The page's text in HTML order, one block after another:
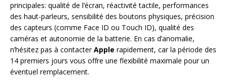
principales: qualité de l’écran, réactivité tactile, performances
des haut-parleurs, sensibilité des boutons physiques, précision
des capteurs (comme Face ID ou Touch ID), qualité des
caméras et autonomie de la batterie. En cas d’anomalie,
n’hésitez pas à contacterApple rapidement, car la période des
14 premiers jours vous offre une flexibilité maximale pour un
éventuel remplacement.